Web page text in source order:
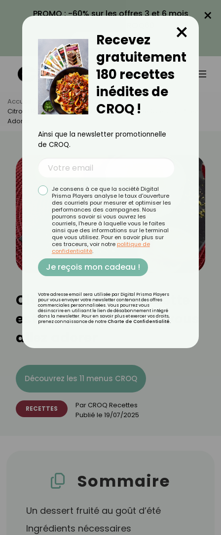
PROMO : -60% sur les offres 3 et 6 mois
VOIR LA PROMO
×
Accueil Actus
Recettes
Citron Liégeois : La Recette Estivale Acidulée Que Vous Allez
Adorer
Citron liégeois : la recette
estivale acidulée que vous
allez adorer
Découvrez les 11 menus CROQ
RECETTES Par CROQ Recettes
Publié le 19/07/2025
Sommaire
Un dessert fruité au goût d’été
Ingrédients nécessaires
Recevez
gratuitement
180 recettes
inédites de
CROQ !
×
Ainsi que la newsletter promotionnelle
de CROQ.
Je consens à ce que la société Digital
Prisma Players analyse le taux d'ouverture
des courriels pour mesurer et optimiser les
performances des campagnes. Nous
pourrons savoir si vous ouvrez les
courriels, l'heure à laquelle vous le faites
ainsi que des informations sur le terminal
que vous utilisez. Pour en savoir plus sur
ces traceurs, voir notre politique de
confidentialité.
Je reçois mon cadeau !
Votre adresse email sera utilisée par Digital Prisma Players
pour vous envoyer votre newsletter contenant des offres
commerciales personnalisées. Vous pourrez vous
désinscrire en utilisant le lien de désabonnement intégré
dans la newsletter. Pour en savoir plus et exercer vos droits,
prenez connaissance de notre Charte de Confidentialité.